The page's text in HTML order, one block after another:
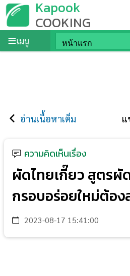
Kapook
COOKING
เมนู
อ่านเนื้อหาเต็ม แ
ความคิดเห็นเรื่อง
ผัดไทยเกี๊ยว สูตรผั
กรอบอร่อยใหม่ต้อง
2023-08-17 15:41:00